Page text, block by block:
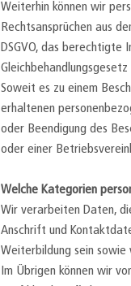
Weiterhin können wir
Rechtsansprüchen aus
DSGVO, das berechtigte
Gleichbehandlungsgesetz
Soweit es zu einem
erhaltenen
oder Beendigung des
oder einer
Welche Kategorien
Wir verarbeiten Daten,
Anschrift und
Weiterbildung sein sowie
Im Übrigen können wir